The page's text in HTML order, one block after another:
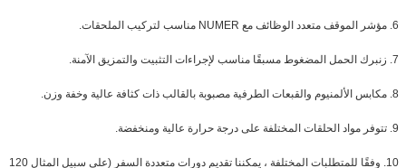
6. مؤشر الموقف متعدد الوظائف مع NUMER مناسب لتركيب الملحقات.
7. زنبرك الحمل المضغوط مسبقًا مناسب لإجراءات التثبيت والتمزيق الآمنة.
8. مكابس الألمنيوم والقبعات الطرفية مصبوبة بالقالب ذات كثافة عالية وخفة وزن.
9. تتوفر مواد الحلقات المختلفة على درجة حرارة عالية ومنخفضة.
10. وفقًا للمتطلبات المختلفة ، يمكننا تقديم دورات متعددة السفر (على سبيل المثال 120